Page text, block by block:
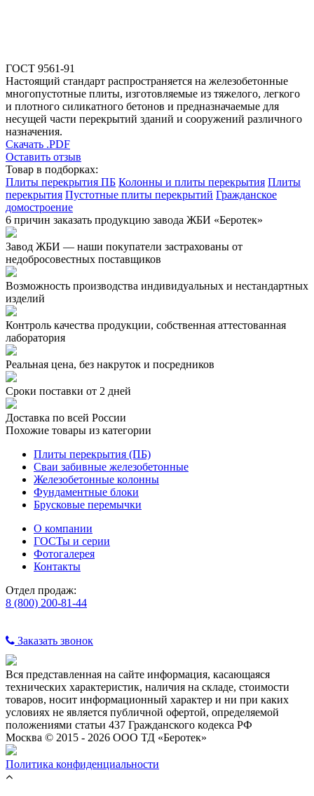
ГОСТ 9561-91
Настоящий стандарт распространяется на железобетонные
многопустотные плиты, изготовляемые из тяжелого, легкого
и плотного силикатного бетонов и предназначаемые для
несущей части перекрытий зданий и сооружений различного
назначения.
Скачать .PDF
Оставить отзыв
Товар в подборках:
Плиты перекрытия ПБ Колонны и плиты перекрытия Плиты
перекрытия Пустотные плиты перекрытий Гражданское
домостроение
6 причин заказать продукцию завода ЖБИ «Беротек»
Завод ЖБИ — наши покупатели застрахованы от
недобросовестных поставщиков
Возможность производства индивидуальных и нестандартных
изделий
Контроль качества продукции, собственная аттестованная
лаборатория
Реальная цена, без накруток и посредников
Сроки поставки от 2 дней
Доставка по всей России
Похожие товары из категории
Плиты перекрытия (ПБ)
Сваи забивные железобетонные
Железобетонные колонны
Фундаментные блоки
Брусковые перемычки
О компании
ГОСТы и серии
Фотогалерея
Контакты
Отдел продаж:
8 (800) 200-81-44
Заказать звонок
Вся представленная на сайте информация, касающаяся
технических характеристик, наличия на складе, стоимости
товаров, носит информационный характер и ни при каких
условиях не является публичной офертой, определяемой
положениями статьи 437 Гражданского кодекса РФ
Москва © 2015 - 2026 ООО ТД «Беротек»
Политика конфиденциальности